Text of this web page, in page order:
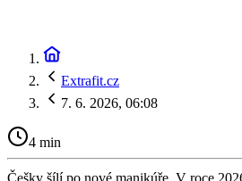
Extrafit.cz
7. 6. 2026, 06:08
4 min
Češky šílí po nové manikúře. V roce